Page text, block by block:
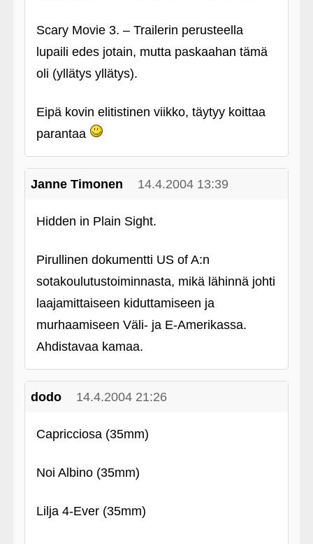
Scary Movie 3. – Trailerin perusteella
lupaili edes jotain, mutta paskaahan tämä
oli (yllätys yllätys).
Eipä kovin elitistinen viikko, täytyy koittaa
parantaa
Janne Timonen 14.4.2004 13:39
Hidden in Plain Sight.
Pirullinen dokumentti US of A:n
sotakoulutustoiminnasta, mikä lähinnä johti
laajamittaiseen kiduttamiseen ja
murhaamiseen Väli- ja E-Amerikassa.
Ahdistavaa kamaa.
dodo 14.4.2004 21:26
Capricciosa (35mm)
Noi Albino (35mm)
Lilja 4-Ever (35mm)